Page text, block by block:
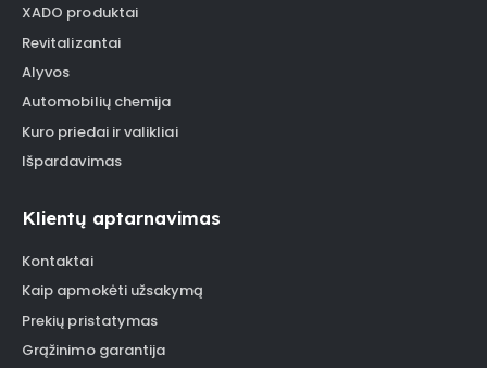
XADO produktai
Revitalizantai
Alyvos
Automobilių chemija
Kuro priedai ir valikliai
Išpardavimas
Klientų aptarnavimas
Kontaktai
Kaip apmokėti užsakymą
Prekių pristatymas
Grąžinimo garantija